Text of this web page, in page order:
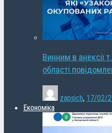
Винним в анексії
області
zapsich, 17/02/
Економіка